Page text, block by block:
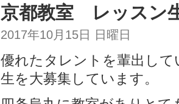
京都教室 レッスン
2017年10月15日 日曜日
優れたタレントを輩出し
生を大募集しています。